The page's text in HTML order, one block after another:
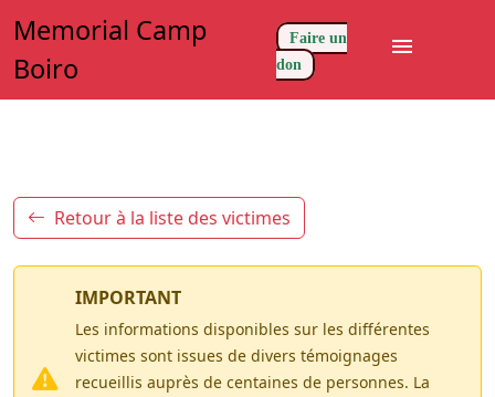
Memorial Camp
Boiro
Faire un
don
menu
Retour à la liste des victimes
IMPORTANT
Les informations disponibles sur les différentes
victimes sont issues de divers témoignages
recueillis auprès de centaines de personnes. La